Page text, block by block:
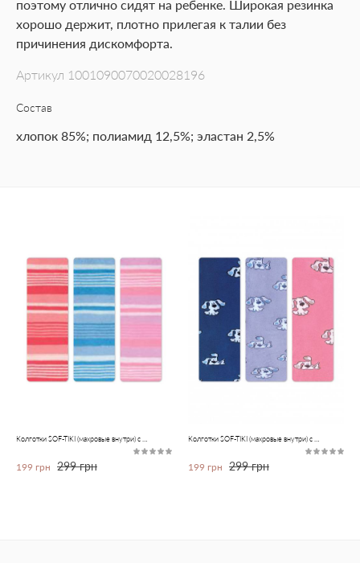
поэтому отлично сидят на ребенке. Широкая резинка
хорошо держит, плотно прилегая к талии без
причинения дискомфорта.
Артикул 1001090070020028196
Состав
хлопок 85%; полиамид 12,5%; эластан 2,5%
199 грн 299 грн 199 грн 299 грн